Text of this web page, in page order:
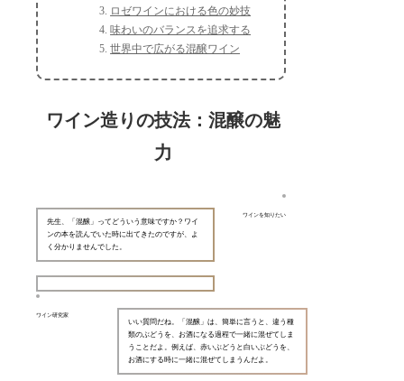
ロゼワインにおける色の妙技
味わいのバランスを追求する
世界中で広がる混醸ワイン
ワイン造りの技法：混醸の魅
力
ワインを知りたい
先生、「混醸」ってどういう意味ですか？ワイ
ンの本を読んでいた時に出てきたのですが、よ
く分かりませんでした。
ワイン研究家
いい質問だね。「混醸」は、簡単に言うと、違う種
類のぶどうを、お酒になる過程で一緒に混ぜてしま
うことだよ。例えば、赤いぶどうと白いぶどうを、
お酒にする時に一緒に混ぜてしまうんだよ。